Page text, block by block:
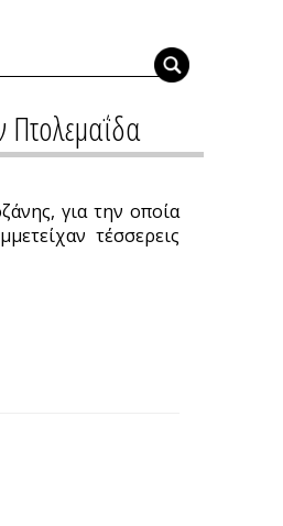
Πτολεμαΐδα
για την οποία
τέσσερεις